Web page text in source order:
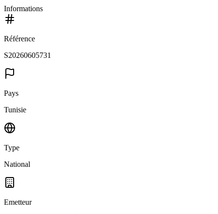
Informations
Référence
S20260605731
Pays
Tunisie
Type
National
Emetteur